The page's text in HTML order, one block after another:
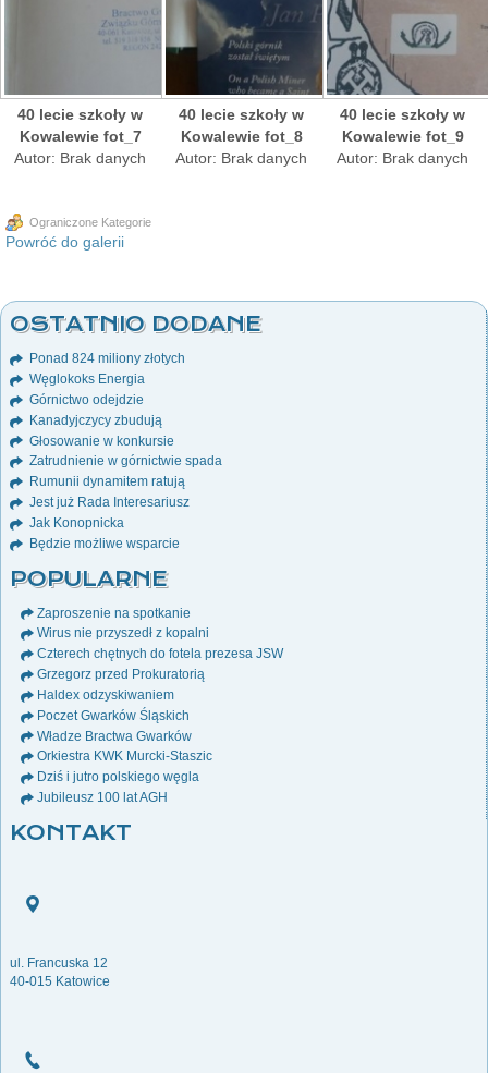
40 lecie szkoły w
Kowalewie fot_7
Autor: Brak danych
40 lecie szkoły w
Kowalewie fot_8
Autor: Brak danych
40 lecie szkoły w
Kowalewie fot_9
Autor: Brak danych
Ograniczone Kategorie
Powróć do galerii
OSTATNIO DODANE
Ponad 824 miliony złotych
Węglokoks Energia
Górnictwo odejdzie
Kanadyjczycy zbudują
Głosowanie w konkursie
Zatrudnienie w górnictwie spada
Rumunii dynamitem ratują
Jest już Rada Interesariusz
Jak Konopnicka
Będzie możliwe wsparcie
POPULARNE
Zaproszenie na spotkanie
Wirus nie przyszedł z kopalni
Czterech chętnych do fotela prezesa JSW
Grzegorz przed Prokuratorią
Haldex odzyskiwaniem
Poczet Gwarków Śląskich
Władze Bractwa Gwarków
Orkiestra KWK Murcki-Staszic
Dziś i jutro polskiego węgla
Jubileusz 100 lat AGH
KONTAKT
ul. Francuska 12
40-015 Katowice